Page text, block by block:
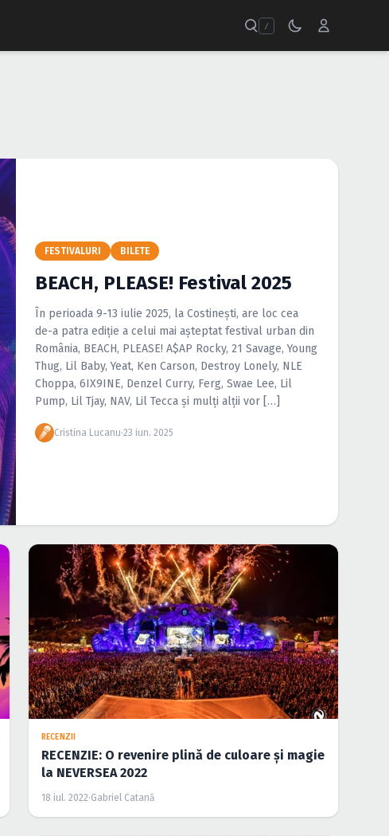
/
FESTIVALURI BILETE
BEACH, PLEASE! Festival 2025
În perioada 9-13 iulie 2025, la Costinești, are loc cea
de-a patra ediție a celui mai așteptat festival urban din
România, BEACH, PLEASE! A$AP Rocky, 21 Savage, Young
Thug, Lil Baby, Yeat, Ken Carson, Destroy Lonely, NLE
Choppa, 6IX9INE, Denzel Curry, Ferg, Swae Lee, Lil
Pump, Lil Tjay, NAV, Lil Tecca și mulți alții vor […]
Cristina Lucanu·23 iun. 2025
RECENZII
RECENZIE: O revenire plină de culoare și magie
la NEVERSEA 2022
18 iul. 2022·Gabriel Catană